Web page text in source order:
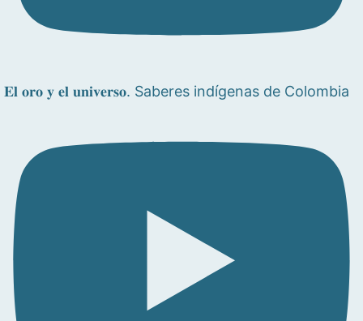
𝐄𝐥 𝐨𝐫𝐨 𝐲 𝐞𝐥 𝐮𝐧𝐢𝐯𝐞𝐫𝐬𝐨. Saberes indígenas de Colombia